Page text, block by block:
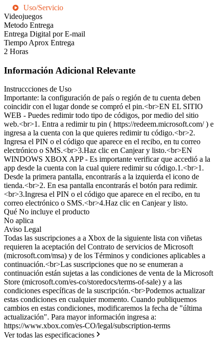
Uso/Servicio
Videojuegos
Metodo Entrega
Entrega Digital por E-mail
Tiempo Aprox Entrega
2 Horas
Información Adicional Relevante
Instruccciones de Uso
Importante: la configuración de país o región de tu cuenta deben
coincidir con el lugar donde se compró el pin.<br>EN EL SITIO
WEB - Puedes redimir todo tipo de códigos, por medio del sitio
web.<br>1. Entra a redimir tu pin ( https://redeem.microsoft.com/ ) e
ingresa a la cuenta con la que quieres redimir tu código.<br>2.
Ingresa el PIN o el código que aparece en el recibo, en tu correo
electrónico o SMS.<br>3.Haz clic en Canjear y listo.<br>EN
WINDOWS XBOX APP - Es importante verificar que accedió a la
app desde la cuenta con la cual quiere redimir su código.1.<br>1.
Desde la primera pantalla, encontrarás a la izquierda el icono de
tienda.<br>2. En esa pantalla encontrarás el botón para redimir.
<br>3.Ingresa el PIN o el código que aparece en el recibo, en tu
correo electrónico o SMS.<br>4.Haz clic en Canjear y listo.
Qué No incluye el producto
No aplica
Aviso Legal
Todas las suscripciones a a Xbox de la siguiente lista con viñetas
requieren la aceptación del Contrato de servicios de Microsoft
(microsoft.com/msa) y de los Términos y condiciones aplicables a
continuación.<br>Las suscripciones que no se enumeran a
continuación están sujetas a las condiciones de venta de la Microsoft
Store (microsoft.com/es-co/storedocs/terms-of-sale) y a las
condiciones específicas de la suscripción.<br>Podemos actualizar
estas condiciones en cualquier momento. Cuando publiquemos
cambios en estas condiciones, modificaremos la fecha de "última
actualización". Para mayor información ingresa a:
https://www.xbox.com/es-CO/legal/subscription-terms
Ver todas las especificaciones